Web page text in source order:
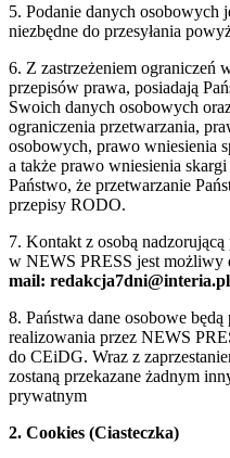
5. Podanie danych osobowych
niezbędne do przesyłania
6. Z zastrzeżeniem
przepisów prawa, posiadają
Swoich danych osobowych
ograniczenia przetwarzania,
osobowych, prawo wniesienia
a także prawo wniesienia
Państwo, że przetwarzanie
przepisy RODO.
7. Kontakt z osobą
w NEWS PRESS jest możliwy
mail:
8. Państwa dane osobowe
realizowania przez NEWS
do CEiDG. Wraz z
zostaną przekazane żadnym
prywatnym
2. Cookies (Ciasteczka)